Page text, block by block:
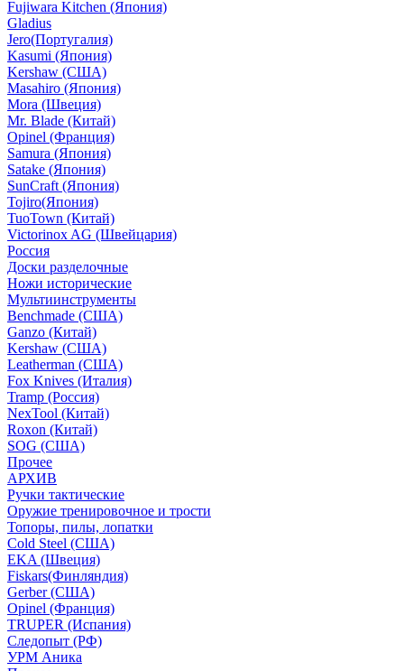
Fujiwara Kitchen (Япония)
Gladius
Jero(Португалия)
Kasumi (Япония)
Kershaw (США)
Masahiro (Япония)
Mora (Швеция)
Mr. Blade (Китай)
Opinel (Франция)
Samura (Япония)
Satake (Япония)
SunCraft (Япония)
Tojiro(Япония)
TuoTown (Китай)
Victorinox AG (Швейцария)
Россия
Доски разделочные
Ножи исторические
Мультиинструменты
Benchmade (США)
Ganzo (Китай)
Kershaw (США)
Leatherman (США)
Fox Knives (Италия)
Tramp (Россия)
NexTool (Китай)
Roxon (Китай)
SOG (США)
Прочее
АРХИВ
Ручки тактические
Оружие тренировочное и трости
Топоры, пилы, лопатки
Cold Steel (США)
EKA (Швеция)
Fiskars(Финляндия)
Gerber (США)
Opinel (Франция)
TRUPER (Испания)
Следопыт (РФ)
УРМ Аника